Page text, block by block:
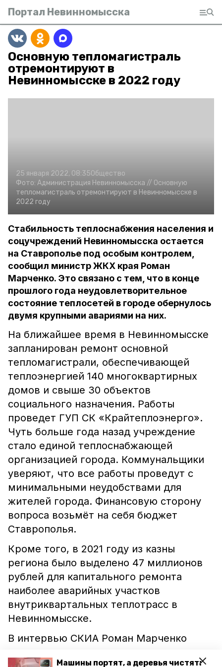
Машины портят, а деревья чистят:
Портал Невинномысска
Основную тепломагистраль
отремонтируют в
Невинномысске в 2022 году
25 января 2022, 08:35Общество
Фото: Администрация Невинномысска // Основную
тепломагистраль отремонтируют в Невинномысске в
2022 году
Стабильность теплоснабжения населения и
соцучреждений Невинномысска остается
на Ставрополье под особым контролем,
сообщил министр ЖКХ края Роман
Марченко. Это связано с тем, что в конце
прошлого года неудовлетворительное
состояние теплосетей в городе обернулось
двумя крупными авариями на них.
На ближайшее время в Невинномысске
запланирован ремонт основной
тепломагистрали, обеспечивающей
теплоэнергией 140 многоквартирных
домов и свыше 30 объектов
социального назначения. Работы
проведет ГУП СК «Крайтеплоэнерго».
Чуть больше года назад учреждение
стало единой теплоснабжающей
организацией города. Коммунальщики
уверяют, что все работы проведут с
минимальными неудобствами для
жителей города. Финансовую сторону
вопроса возьмёт на себя бюджет
Ставрополья.
Кроме того, в 2021 году из казны
региона было выделено 47 миллионов
рублей для капитального ремонта
наиболее аварийных участков
внутриквартальных теплотрасс в
Невинномысске.
В интервью СКИА Роман Марченко